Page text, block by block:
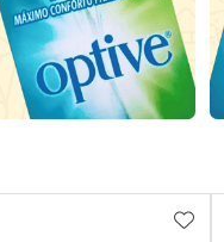
sem Desconto
sem Desconto